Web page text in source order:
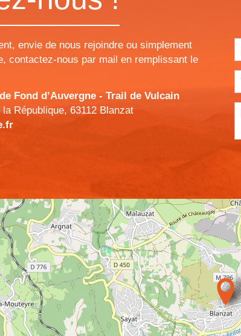
envie de nous rejoindre ou simplement
contactez-nous par mail en remplissant le
Fond d’Auvergne - Trail de Vulcain
République, 63112 Blanzat